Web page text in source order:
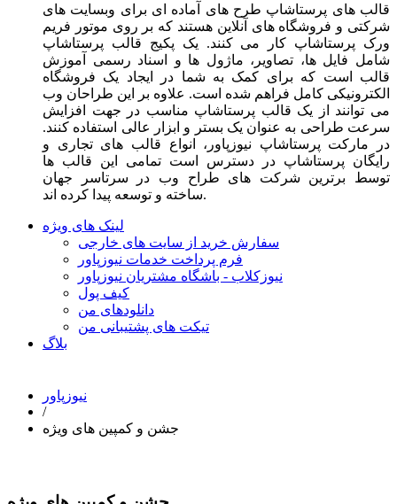
قالب های پرستاشاپ طرح های آماده ای برای وبسایت های
شرکتی و فروشگاه های آنلاین هستند که بر روی موتور فریم
ورک پرستاشاپ کار می کنند. یک پکیج قالب پرستاشاپ
شامل فایل ها، تصاویر، ماژول ها و اسناد رسمی آموزش
قالب است که برای کمک به شما در ایجاد یک فروشگاه
الکترونیکی کامل فراهم شده است. علاوه بر این طراحان وب
می توانند از یک قالب پرستاشاپ مناسب در جهت افزایش
سرعت طراحی به عنوان یک بستر و ابزار عالی استفاده کنند.
در مارکت پرستاشاپ نیوزپاور، انواع قالب های تجاری و
رایگان پرستاشاپ در دسترس است تمامی این قالب ها
توسط برترین شرکت های طراح وب در سرتاسر جهان
ساخته و توسعه پیدا کرده اند.
لینک های ویژه
سفارش خرید از سایت های خارجی
فرم پرداخت خدمات نیوزپاور
نیوزکلاب - باشگاه مشتریان نیوزپاور
کیف پول
دانلودهای من
تیکت های پشتیبانی من
بلاگ
نیوزپاور
/
جشن و کمپین های ویژه